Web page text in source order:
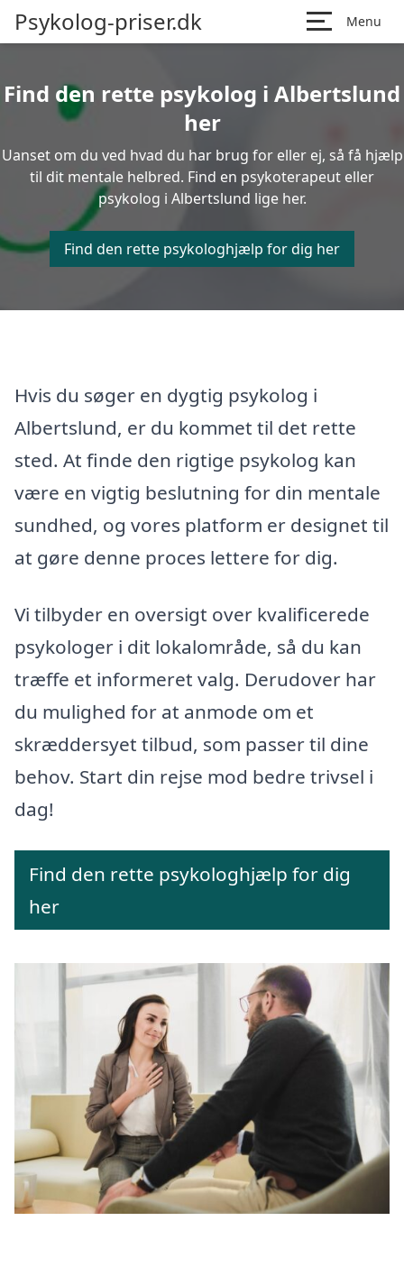
Psykolog-priser.dk Menu
Find den rette psykolog i Albertslund
her
Uanset om du ved hvad du har brug for eller ej, så få hjælp
til dit mentale helbred. Find en psykoterapeut eller
psykolog i Albertslund lige her.
Find den rette psykologhjælp for dig her
Hvis du søger en dygtig psykolog i
Albertslund, er du kommet til det rette
sted. At finde den rigtige psykolog kan
være en vigtig beslutning for din mentale
sundhed, og vores platform er designet til
at gøre denne proces lettere for dig.
Vi tilbyder en oversigt over kvalificerede
psykologer i dit lokalområde, så du kan
træffe et informeret valg. Derudover har
du mulighed for at anmode om et
skræddersyet tilbud, som passer til dine
behov. Start din rejse mod bedre trivsel i
dag!
Find den rette psykologhjælp for dig
her